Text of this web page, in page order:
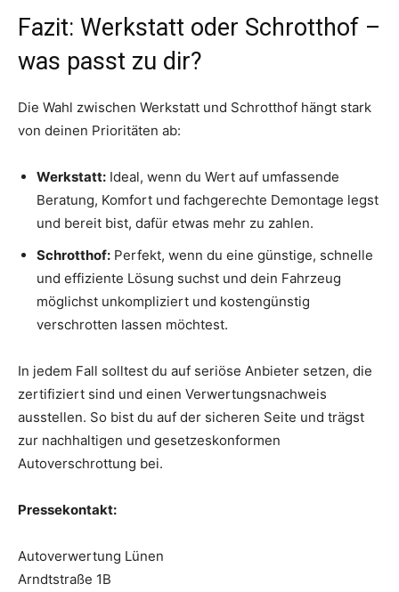
Fazit: Werkstatt oder Schrotthof –
was passt zu dir?
Die Wahl zwischen Werkstatt und Schrotthof hängt stark
von deinen Prioritäten ab:
Werkstatt: Ideal, wenn du Wert auf umfassende
Beratung, Komfort und fachgerechte Demontage legst
und bereit bist, dafür etwas mehr zu zahlen.
Schrotthof: Perfekt, wenn du eine günstige, schnelle
und effiziente Lösung suchst und dein Fahrzeug
möglichst unkompliziert und kostengünstig
verschrotten lassen möchtest.
In jedem Fall solltest du auf seriöse Anbieter setzen, die
zertifiziert sind und einen Verwertungsnachweis
ausstellen. So bist du auf der sicheren Seite und trägst
zur nachhaltigen und gesetzeskonformen
Autoverschrottung bei.
Pressekontakt:
Autoverwertung Lünen
Arndtstraße 1B